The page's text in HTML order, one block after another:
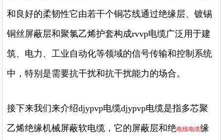
和良好的柔韧性它由若干个铜芯线通过绝缘层、镀锡
铜丝屏蔽层和聚氯乙烯护套构成rvvp电缆广泛用于建
筑、电力、工业自动化等领域的信号传输和控制系统
中，特别是需要抗干扰和抗干扰能力的场合。
接下来我们来介绍djypvp电缆djypvp电缆是指多芯聚
乙烯绝缘机械屏蔽软电缆，它的屏蔽层和绝电线电缆缘